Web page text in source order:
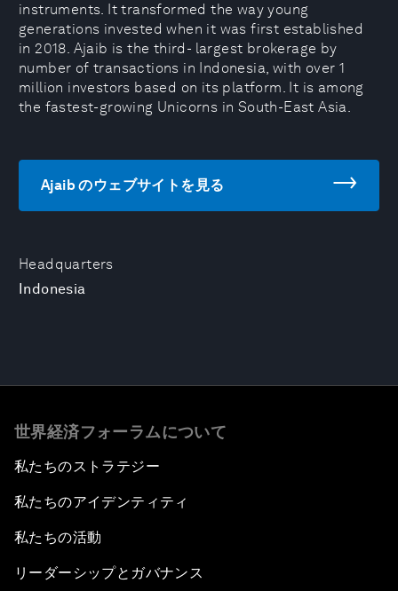
Headquarters
Indonesia
instruments. It transformed the way young
generations invested when it was first established
in 2018. Ajaib is the third- largest brokerage by
number of transactions in Indonesia, with over 1
million investors based on its platform. It is among
the fastest-growing Unicorns in South-East Asia.
Ajaib のウェブサイトを見る
世界経済フォーラムについて
私たちのストラテジー
私たちのアイデンティティ
私たちの活動
リーダーシップとガバナンス